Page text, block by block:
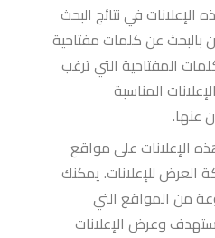
الإعلانات في نتائج البحث
بالبحث عن كلمات مفتاحية
المفتاحية التي ترغب
المناسبة
عنها.
الإعلانات على مواقع
العرض للإعلانات. يمكنك
من المواقع التي
وعرض الإعلانات